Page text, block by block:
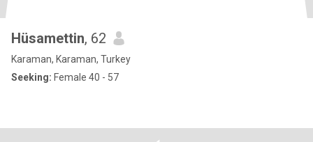
Hüsamettin, 62
Karaman, Karaman, Turkey
Seeking: Female 40 - 57